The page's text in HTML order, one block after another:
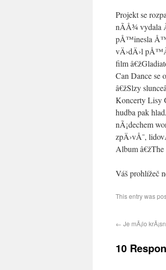
Projekt se
nÃ­Å¾ vydala
pÅ™inesla
vÄ›dÄ›l
film
Can Dance se
â€žSlzy
Koncerty Lisy
hudba pak
nÃ¡dechem
zpÄ›vÅ¯,
Album
Váš prohlížeč
This entry was
← Je mÃ¡lo
10